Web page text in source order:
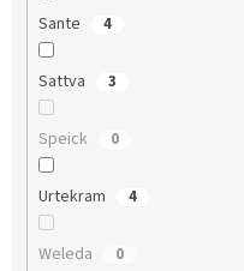
Sante 4
Sattva 3
Speick 0
Urtekram 4
Weleda 0